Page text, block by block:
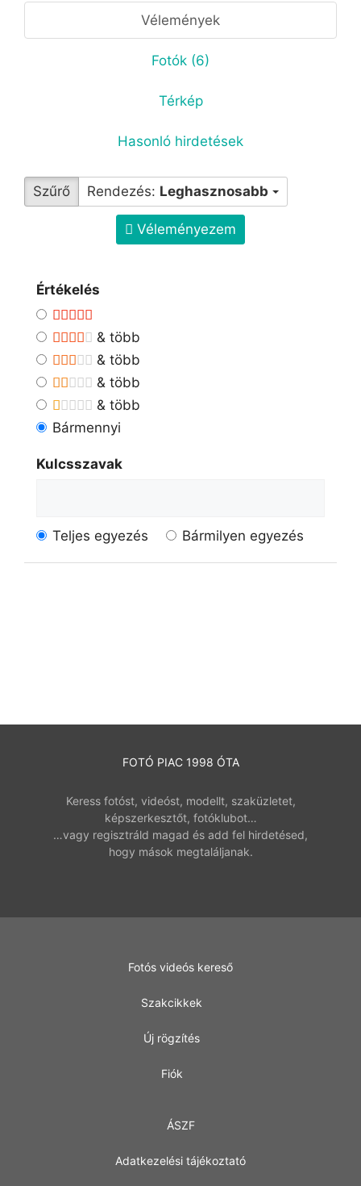
Vélemények
Fotók (6)
Térkép
Hasonló hirdetések
Szűrő Rendezés: Leghasznosabb
Véleményezem
Értékelés
& több
& több
& több
& több
Bármennyi
Kulcsszavak
Teljes egyezés Bármilyen egyezés
FOTÓ PIAC 1998 ÓTA
Keress fotóst, videóst, modellt, szaküzletet,
képszerkesztőt, fotóklubot…
…vagy regisztráld magad és add fel hirdetésed,
hogy mások megtaláljanak.
Fotós videós kereső
Szakcikkek
Új rögzítés
Fiók
ÁSZF
Adatkezelési tájékoztató